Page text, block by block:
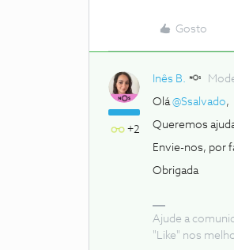
Gosto
+2
Inês B.
Olá@Ssalvado,
Queremos
Envie-nos, por
Obrigada
Ajude a
"Like" nos